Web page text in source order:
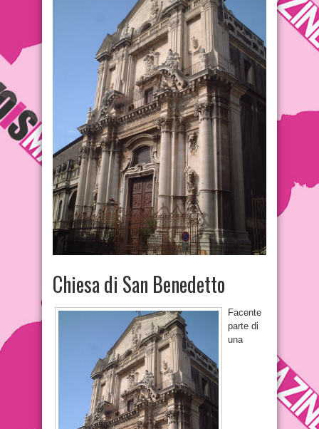
Chiesa di San Benedetto
Facente
parte di
una